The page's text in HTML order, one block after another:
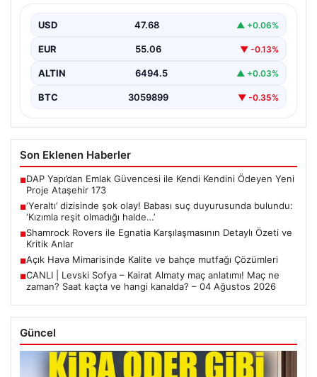
USD 47.68 ▲ +0.06%
EUR 55.06 ▼ -0.13%
ALTIN 6494.5 ▲ +0.03%
BTC 3059899 ▼ -0.35%
Son Eklenen Haberler
■DAP Yapı’dan Emlak Güvencesi ile Kendi Kendini Ödeyen Yeni
Proje Ataşehir 173
■‘Yeraltı’ dizisinde şok olay! Babası suç duyurusunda bulundu:
‘Kızımla reşit olmadığı halde…’
■Shamrock Rovers ile Egnatia Karşılaşmasının Detaylı Özeti ve
Kritik Anlar
■Açık Hava Mimarisinde Kalite ve bahçe mutfağı Çözümleri
■CANLI | Levski Sofya – Kairat Almaty maç anlatımı! Maç ne
zaman? Saat kaçta ve hangi kanalda? – 04 Ağustos 2026
Güncel